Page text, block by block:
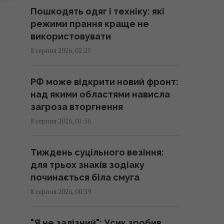
Росія просуває іноземним
замовникам нову ракету для
Старий монітор ще рано
викидати: як використати його
Вчені знайшли молоток зі
слонової кістки віком 500 000
Пошкодять одяг і техніку: які
режими прання краще не
використовувати
8 серпня 2026, 02:25
РФ може відкрити новий фронт:
над якими областями нависла
загроза вторгнення
8 серпня 2026, 01:56
Тиждень суцільного везіння:
для трьох знаків зодіаку
починається біла смуга
8 серпня 2026, 00:59